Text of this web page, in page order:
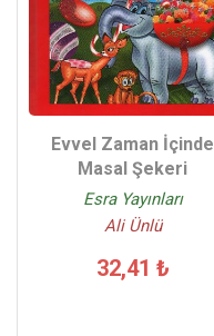
Evvel Zaman İçinde
Masal Şekeri
Esra Yayınları
Ali Ünlü
32,41 ₺